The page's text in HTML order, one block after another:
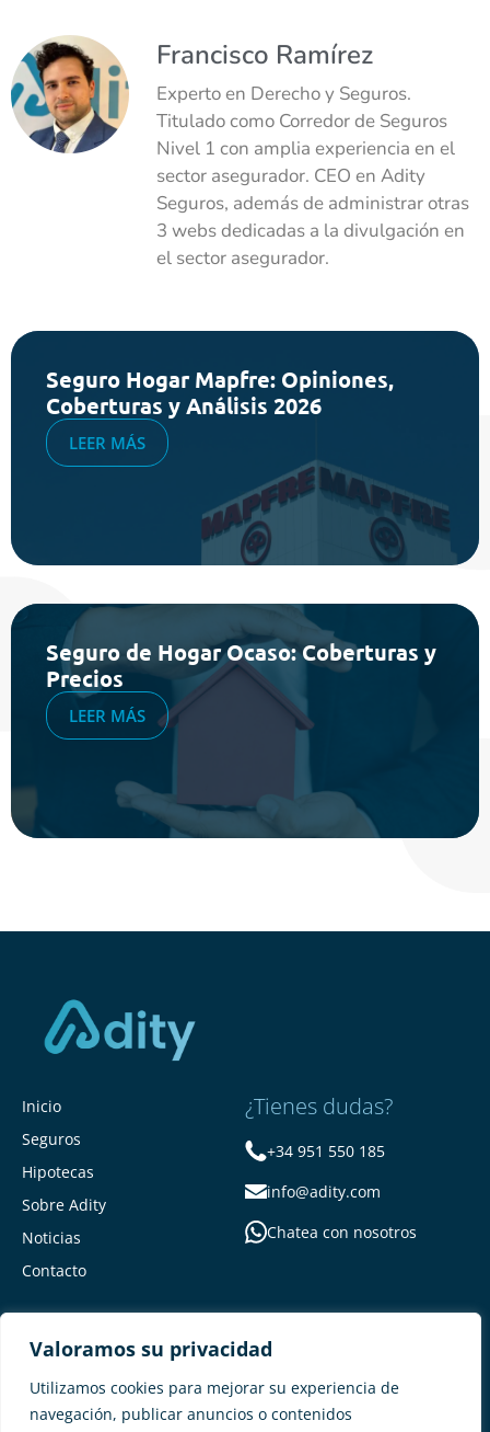
Valoramos su privacidad
Utilizamos cookies para mejorar su experiencia de
navegación, publicar anuncios o contenidos
Francisco Ramírez
Experto en Derecho y Seguros.
Titulado como Corredor de Seguros
Nivel 1 con amplia experiencia en el
sector asegurador. CEO en Adity
Seguros, además de administrar otras
3 webs dedicadas a la divulgación en
el sector asegurador.
Seguro Hogar Mapfre: Opiniones,
Coberturas y Análisis 2026
LEER MÁS
Seguro de Hogar Ocaso: Coberturas y
Precios
LEER MÁS
Inicio
Seguros
Hipotecas
Sobre Adity
Noticias
Contacto
¿Tienes dudas?
+34 951 550 185
info@adity.com
Chatea con nosotros